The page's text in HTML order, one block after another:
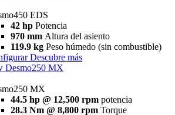
EDS
42 hp Potencia
970 mm Altura del asiento
119.9 kg Peso húmedo (sin combustible)
Descubre más
Desmo250 MX
MX
44.5 hp @ 12,500 rpm potencia
28.3 Nm @ 8,800 rpm Torque